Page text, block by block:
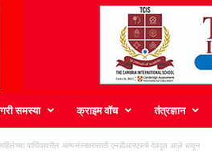
समस्या क्राइम वॉच तंत्रज्ञान
पार्थिवावरील अंत्यसंस्कारासाठी एनडीआरएफचे देवदूत आले धावून